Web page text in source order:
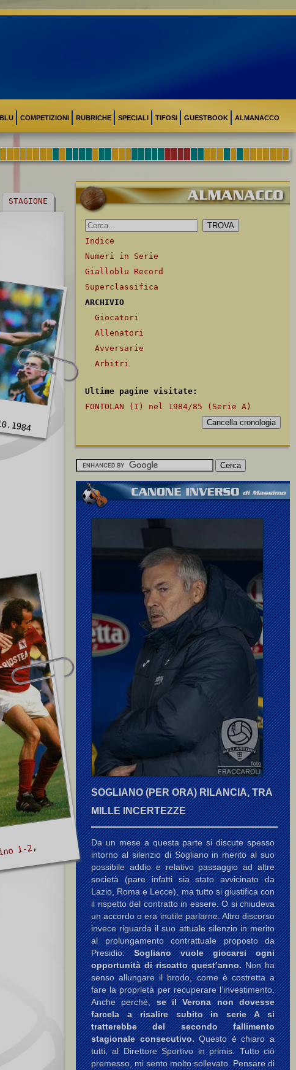
COMPETIZIONI RUBRICHE SPECIALI TIFOSI GUESTBOOK ALMANACCO
STAGIONE
1-2 ,
Indice
Numeri in Serie
Gialloblu Record
Superclassifica
ARCHIVIO
Giocatori
Allenatori
Avversarie
Arbitri
Ultime pagine visitate:
FONTOLAN (I) nel 1984/85 (Serie A)
SOGLIANO (PER ORA) RILANCIA, TRA
MILLE INCERTEZZE
Da un mese a questa parte si discute spesso
intorno al silenzio di Sogliano in merito al suo
possibile addio e relativo passaggio ad altre
società (pare infatti sia stato avvicinato da
Lazio, Roma e Lecce), ma tutto si giustifica con
il rispetto del contratto in essere. O si chiudeva
un accordo o era inutile parlarne. Altro discorso
invece riguarda il suo attuale silenzio in merito
al prolungamento contrattuale proposto da
Presidio:Sogliano vuole giocarsi ogni
opportunità di riscatto quest’anno.Non ha
senso allungare il brodo, come è costretta a
fare la proprietà per recuperare l’investimento.
Anche perché,se il Verona non dovesse
farcela a risalire subito in serie A si
tratterebbe del secondo fallimento
stagionale consecutivo.Questo è chiaro a
tutti, al Direttore Sportivo in primis. Tutto ciò
premesso, mi sento molto sollevato. Pensare di